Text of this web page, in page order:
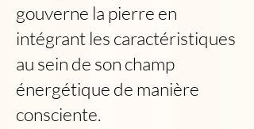
gouverne la pierre en
intégrant les caractéristiques
au sein de son champ
énergétique de manière
consciente.